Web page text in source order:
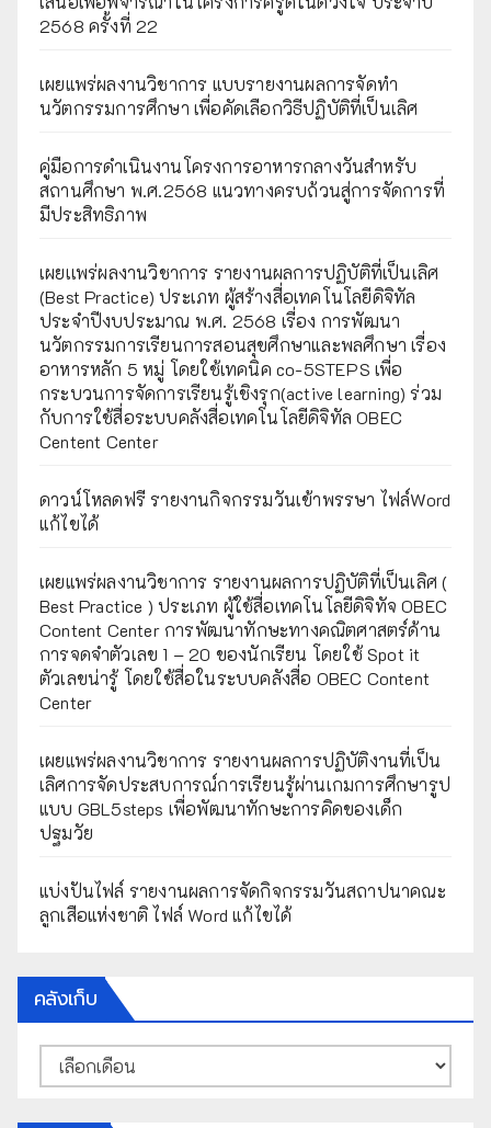
2568 ครั้งที่ 22
เผยแพร่ผลงานวิชาการ แบบรายงานผลการจัดทำ
นวัตกรรมการศึกษา เพื่อคัดเลือกวิธีปฏิบัติที่เป็นเลิศ
คู่มือการดำเนินงานโครงการอาหารกลางวันสำหรับ
สถานศึกษา พ.ศ.2568 แนวทางครบถ้วนสู่การจัดการที่
มีประสิทธิภาพ
เผยเเพร่ผลงานวิชาการ รายงานผลการปฏิบัติที่เป็นเลิศ
(Best Practice) ประเภท ผู้สร้างสื่อเทคโนโลยีดิจิทัล
ประจำปีงบประมาณ พ.ศ. 2568 เรื่อง การพัฒนา
นวัตกรรมการเรียนการสอนสุขศึกษาและพลศึกษา เรื่อง
อาหารหลัก 5 หมู่ โดยใช้เทคนิค co-5STEPS เพื่อ
กระบวนการจัดการเรียนรู้เชิงรุก(active learning) ร่วม
กับการใช้สื่อระบบคลังสื่อเทคโนโลยีดิจิทัล OBEC
Centent Center
ดาวน์โหลดฟรี รายงานกิจกรรมวันเข้าพรรษา ไฟล์Word
แก้ไขได้
เผยแพร่ผลงานวิชาการ รายงานผลการปฏิบัติที่เป็นเลิศ (
Best Practice ) ประเภท ผู้ใช้สื่อเทคโนโลยีดิจิทัจ OBEC
Content Center การพัฒนาทักษะทางคณิตศาสตร์ด้าน
การจดจำตัวเลข 1 – 20 ของนักเรียน โดยใช้ Spot it
ตัวเลขน่ารู้ โดยใช้สื่อในระบบคลังสื่อ OBEC Content
Center
เผยแพร่ผลงานวิชาการ รายงานผลการปฏิบัติงานที่เป็น
เลิศการจัดประสบการณ์การเรียนรู้ผ่านเกมการศึกษารูป
แบบ GBL5steps เพื่อพัฒนาทักษะการคิดของเด็ก
ปฐมวัย
แบ่งปันไฟล์ รายงานผลการจัดกิจกรรมวันสถาปนาคณะ
ลูกเสือแห่งชาติ ไฟล์ Word แก้ไขได้
คลังเก็บ
คลัง
เก็บ